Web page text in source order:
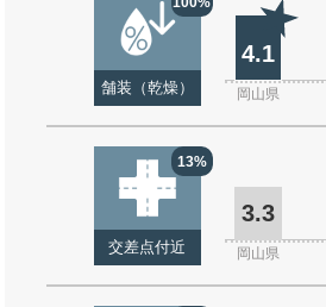
舗装（乾燥）
4.1
岡山県
13%
交差点付近
3.3
岡山県